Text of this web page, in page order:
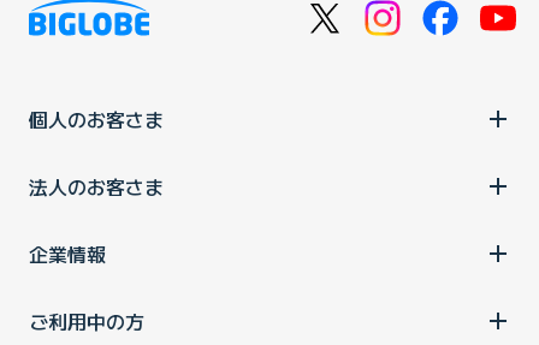
個人のお客さま
法人のお客さま
企業情報
ご利用中の方